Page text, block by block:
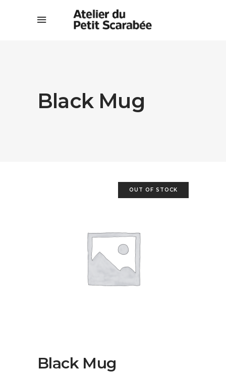
Black Mug
OUT OF STOCK
Black Mug